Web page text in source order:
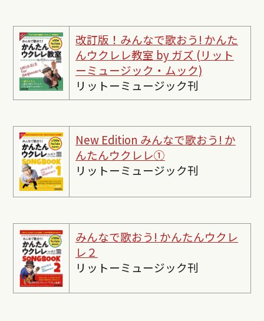
改訂版！みんなで歌おう! かんた
んウクレレ教室 by ガズ (リット
ーミュージック・ムック)
リットーミュージック刊
New Edition みんなで歌おう! か
んたんウクレレ①
リットーミュージック刊
みんなで歌おう! かんたんウクレ
レ２
リットーミュージック刊